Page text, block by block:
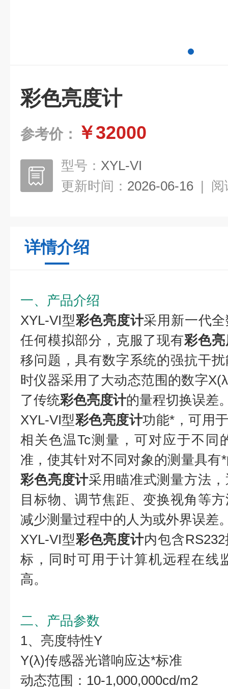
彩色亮度计
参考价： ￥32000
型号： XYL-VI
更新时间： 2026-06-16 | 阅
详情介绍
一、产品介绍
XYL-VI型彩色亮度计采用新一代
任何模拟部分，克服了现有彩色
移问题，具有数字系统的强抗干
时仪器采用了大动态范围的数字
了传统彩色亮度计的量程切换误差
XYL-VI型彩色亮度计功能*，可用
相关色温Tc测量，可对应于不同
准，使其针对不同对象的测量具有
彩色亮度计采用瞄准式测量方法
目标物、调节焦距、变换视角等
减少测量过程中的人为或外界误差
XYL-VI型彩色亮度计内包含
标，同时可用于计算机远程在线
高。
二、产品参数
1、亮度特性Y
Y(λ)传感器光谱响应达*标准
动态范围：10-1,000,000cd/m2